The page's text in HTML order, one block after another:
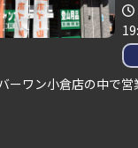
ワン小倉店の中で営